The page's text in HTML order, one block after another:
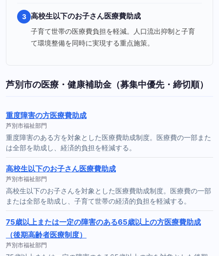
3 高校生以下のお子さん医療費助成
子育て世帯の医療費負担を軽減。人口流出抑制と子育
て環境整備を同時に実現する重点施策。
芦別市の医療・健康補助金（募集中優先・締切順）
重度障害の方医療費助成
芦別市福祉部門
重度障害のある方を対象とした医療費助成制度。医療費の一部また
は全部を助成し、経済的負担を軽減する。
高校生以下のお子さん医療費助成
芦別市福祉部門
高校生以下のお子さんを対象とした医療費助成制度。医療費の一部
または全部を助成し、子育て世帯の経済的負担を軽減する。
75歳以上または一定の障害のある65歳以上の方医療費助成
（後期高齢者医療制度）
芦別市福祉部門